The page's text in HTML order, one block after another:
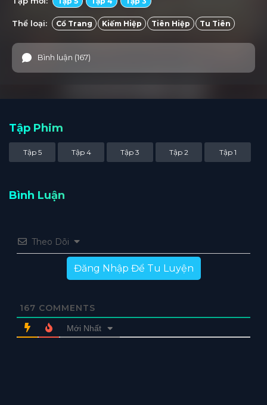
lâm cảnh bị truy lùng gắt gao, mở ra những cuộc trốn chạy và
phiêu lưu vô cùng hấp dẫn.
Thể loại: Cổ Trang Kiếm Hiệp Tiên Hiệp Tu Tiên
Bình luận (167)
Tập Phim
Tập 5 Tập 4 Tập 3 Tập 2 Tập 1
Bình Luận
Theo Dõi
Đăng Nhập Để Tu Luyện
167 COMMENTS
Mới Nhất